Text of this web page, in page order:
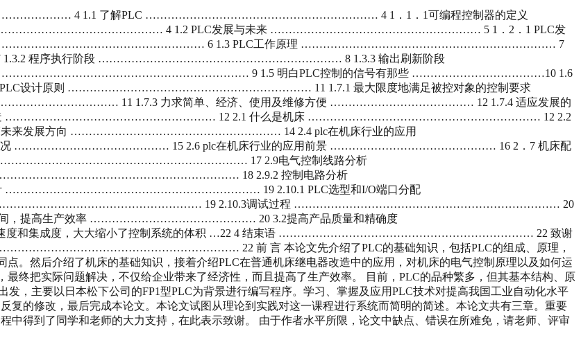
4 1.1 了解PLC ……………………………………………………… 4 1．1．1可编程控制器的定义
4 1.2 PLC发展与未来 ………………………………………………… 5 1．2．1 PLC发
………………………………………………… 6 1.3 PLC工作原理 …………………………………………………………… 7
程序执行阶段 ………………………………………………………… 8 1.3.3 输出刷新阶段
9 1.5 明白PLC控制的信号有那些 ………………………………10 1.6
计原则 ………………………………………………………… 11 1.7.1 最大限度地满足被控对象的控制要求
11 1.7.3 力求简单、经济、使用及维修方便 ………………………………… 12 1.7.4 适应发展的
………………………………………………… 12 2.1 什么是机床 ……………………………………………………… 12 2.2
发展方向 ………………………………………………… 14 2.4 plc在机床行业的应用
…………………………………… 15 2.6 plc在机床行业的应用前景 ……………………………………… 16 2．7 机床配
17 2.9电气控制线路分析
18 2.9.2 控制电路分析
19 2.10.1 PLC选型和I/O端口分配
19 2.10.3调试过程 ……………………………………………………………… 20
高生产效率 ……………………………………… 20 3.2提高产品质量和精确度
集成度，大大缩小了控制系统的体积 …22 4 结束语 …………………………………………………………… 22 致谢
22 前 言 本论文先介绍了PLC的基础知识，包括PLC的组成、原理，
。然后介绍了机床的基础知识，接着介绍PLC在普通机床继电器改造中的应用，对机床的电气控制原理以及如何运
终把实际问题解决，不仅给企业带来了经济性，而且提高了生产效率。 目前，PLC的品种繁多，但其基本结构、原
，主要以日本松下公司的FP1型PLC为背景进行编写程序。学习、掌握及应用PLC技术对提高我国工业自动化水平
复的修改，最后完成本论文。本论文试图从理论到实践对这一课程进行系统而简明的简述。本论文共有三章。重要
中得到了同学和老师的大力支持，在此表示致谢。 由于作者水平所限，论文中缺点、错误在所难免，请老师、评审